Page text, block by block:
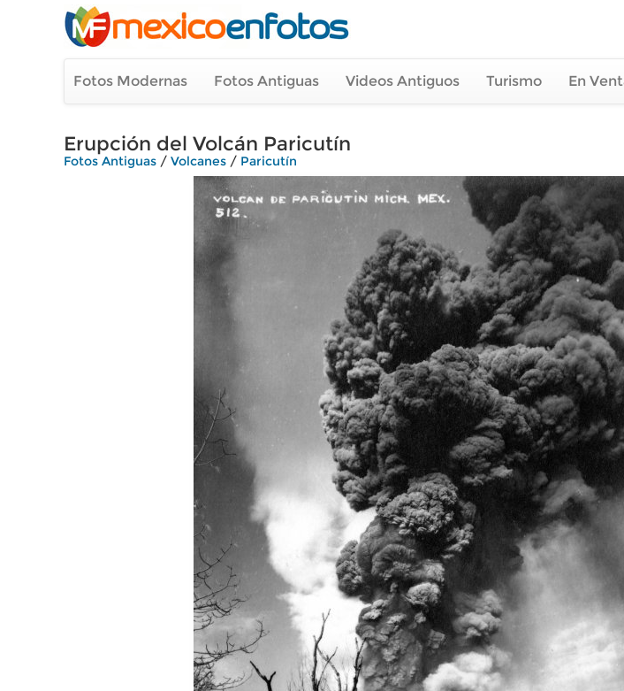
Fotos Modernas Fotos Antiguas Videos Antiguos Turismo En
Erupción del Volcán Paricutín
Fotos Antiguas / Volcanes / Paricutín